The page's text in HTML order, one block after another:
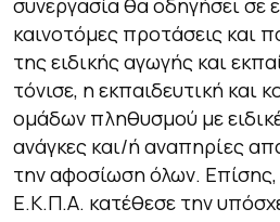
συνεργασία θα οδηγήσει σε
καινοτόμες προτάσεις και
της ειδικής αγωγής και
τόνισε, η εκπαιδευτική και
ομάδων πληθυσμού με
ανάγκες και/ή αναπηρίες
την αφοσίωση όλων.
Ε.Κ.Π.Α. κατέθεσε την